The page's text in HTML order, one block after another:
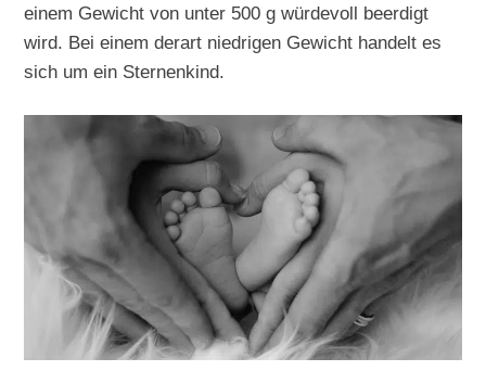
einem Gewicht von unter 500 g würdevoll beerdigt
wird. Bei einem derart niedrigen Gewicht handelt es
sich um ein Sternenkind.